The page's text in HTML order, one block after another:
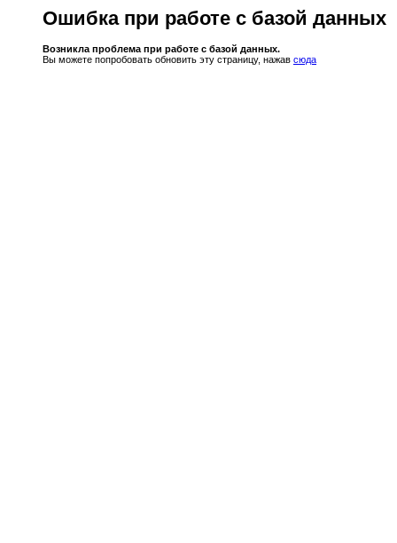
Ошибка при работе с базой данных
Возникла проблема при работе с базой данных.
Вы можете попробовать обновить эту страницу, нажав сюда